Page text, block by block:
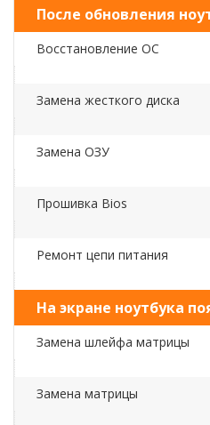
После обновления
Восстановление ОС
Замена жесткого диска
Замена ОЗУ
Прошивка Bios
Ремонт цепи питания
На экране ноутбука
Замена шлейфа матрицы
Замена матрицы